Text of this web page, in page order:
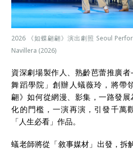
2026 《如蝶翩翩》演出劇照 Seoul
Navillera (2026)
資深劇場製作人、熟齡芭蕾推廣
舞蹈學院」創辦人蟻薇玲，將帶
翩》如何從網漫、影集，一路發
化的門檻，一演再演，引發千萬
「人生必看」作品。
蟻老師將從「敘事媒材」出發，拆